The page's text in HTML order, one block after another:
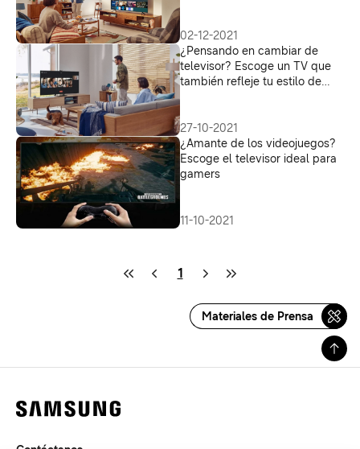
02-12-2021
¿Pensando en cambiar de
televisor? Escoge un TV que
también refleje tu estilo de
27-10-2021
¿Amante de los videojuegos?
Escoge el televisor ideal para
gamers
11-10-2021
1
Materiales de Prensa